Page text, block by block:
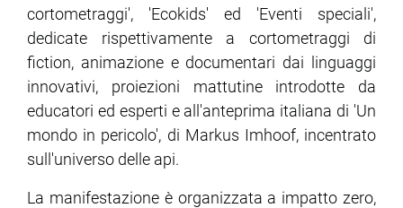
cortometraggi', 'Ecokids' ed 'Eventi speciali',
dedicate rispettivamente a cortometraggi di
fiction, animazione e documentari dai linguaggi
innovativi, proiezioni mattutine introdotte da
educatori ed esperti e all'anteprima italiana di 'Un
mondo in pericolo', di Markus Imhoof, incentrato
sull'universo delle api.
La manifestazione è organizzata a impatto zero,